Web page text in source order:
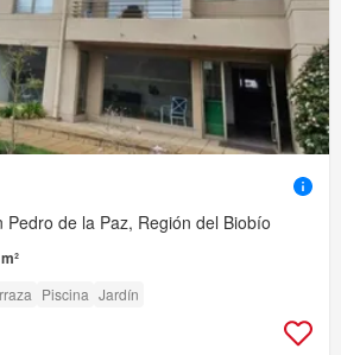
Pedro de la Paz, Región del Biobío
Piscina Jardín